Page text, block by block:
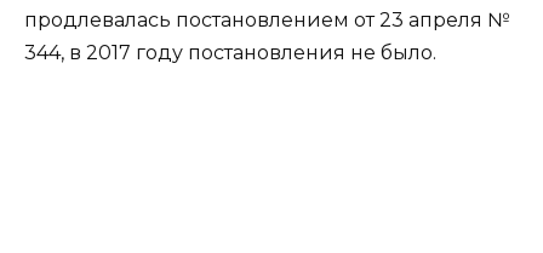
продлевалась постановлением от 23 апреля №
344, в 2017 году постановления не было.